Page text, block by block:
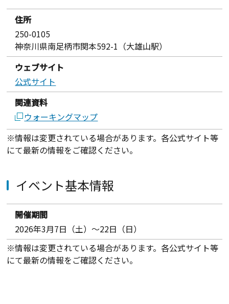
住所
250-0105
神奈川県南足柄市関本592-1（大雄山駅）
ウェブサイト
公式サイト
関連資料
ウォーキングマップ
※情報は変更されている場合があります。各公式サイト等
にて最新の情報をご確認ください。
イベント基本情報
開催期間
2026年3月7日（土）～22日（日）
※情報は変更されている場合があります。各公式サイト等
にて最新の情報をご確認ください。